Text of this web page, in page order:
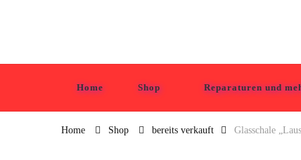
Tabula Grasa
Home Shop Reparaturen und
Home Shop bereits verkauft Glasschale